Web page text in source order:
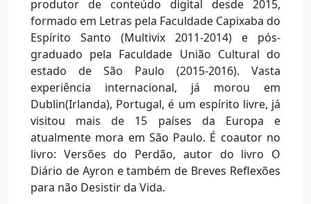
produtor de conteúdo digital desde 2015,
formado em Letras pela Faculdade Capixaba do
Espírito Santo (Multivix 2011-2014) e pós-
graduado pela Faculdade União Cultural do
estado de São Paulo (2015-2016). Vasta
experiência internacional, já morou em
Dublin(Irlanda), Portugal, é um espírito livre, já
visitou mais de 15 países da Europa e
atualmente mora em São Paulo. É coautor no
livro: Versões do Perdão, autor do livro O
Diário de Ayron e também de Breves Reflexões
para não Desistir da Vida.